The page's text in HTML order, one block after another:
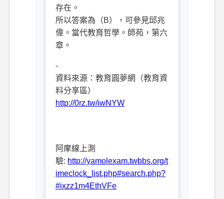
存在。
所以答案為（B），可參見邱兆
偉。當代教育哲學。師苑，第六
章。
-
資料來源：教育圓夢網（教育資
料分享區）
http://0rz.tw/iwNYW
阿摩線上測
驗: http://yamolexam.twbbs.org/t
imeclock_list.php#search.php?
#ixzz1m4EthVFe